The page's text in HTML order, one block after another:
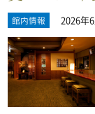
館内情報
2026年